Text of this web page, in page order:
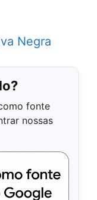
Negra
fonte
nossas